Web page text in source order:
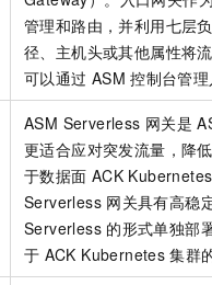
管理和路由，并利用七层
径、主机头或其他属性将
可以通过 ASM 控制台管理
ASM Serverless 网关是
更适合应对突发流量，降
于数据面 ACK Kubernetes
Serverless 网关具有高稳
Serverless 的形式单独部
于 ACK Kubernetes 集群
态的模型效果
新一代 AI 视频生成模型，深度适配广告营销等场景
大模型
灵活可视
人工智
搭建 AI 应用
能力提升
方案
财税管理
400电话
广告营销